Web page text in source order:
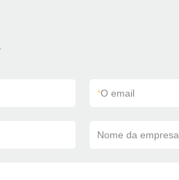
*O email
Nome da empresa